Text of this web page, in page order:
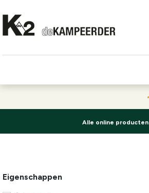
Alle online producten
Eigenschappen